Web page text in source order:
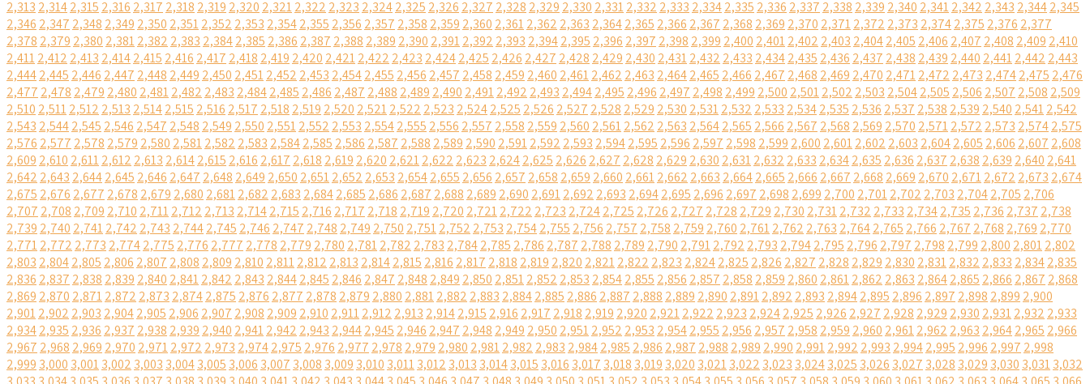
2,313 2,3142,315 2,316 2,317 2,318 2,319 2,320 2,3212,322 2,323 2,3242,325 2,326 2,327 2,328 2,329 2,330 2,3312,332 2,333 2,3342,335 2,336 2,337 2,338 2,339 2,340 2,3412,342 2,343 2,3442,345
2,346 2,347 2,348 2,349 2,350 2,3512,352 2,353 2,3542,355 2,356 2,357 2,358 2,359 2,360 2,3612,362 2,363 2,3642,365 2,366 2,367 2,368 2,369 2,370 2,3712,372 2,373 2,3742,375 2,376 2,377
2,378 2,379 2,380 2,3812,382 2,383 2,3842,385 2,386 2,387 2,388 2,389 2,390 2,3912,392 2,393 2,3942,395 2,396 2,397 2,398 2,399 2,400 2,4012,402 2,403 2,4042,405 2,406 2,407 2,408 2,409 2,410
2,4112,412 2,413 2,4142,415 2,416 2,417 2,418 2,419 2,420 2,4212,422 2,423 2,4242,425 2,426 2,427 2,428 2,429 2,430 2,4312,432 2,433 2,4342,435 2,436 2,437 2,438 2,439 2,440 2,4412,442 2,443
2,4442,445 2,446 2,447 2,448 2,449 2,450 2,4512,452 2,453 2,4542,455 2,456 2,457 2,458 2,459 2,460 2,4612,462 2,463 2,4642,465 2,466 2,467 2,468 2,469 2,470 2,4712,472 2,473 2,4742,475 2,476
2,477 2,478 2,479 2,480 2,4812,482 2,483 2,4842,485 2,486 2,487 2,488 2,489 2,490 2,4912,492 2,493 2,4942,495 2,496 2,497 2,498 2,499 2,500 2,5012,502 2,503 2,5042,505 2,506 2,507 2,508 2,509
2,510 2,5112,512 2,513 2,5142,515 2,516 2,517 2,518 2,519 2,520 2,5212,522 2,523 2,5242,525 2,526 2,527 2,528 2,529 2,530 2,5312,532 2,533 2,5342,535 2,536 2,537 2,538 2,539 2,540 2,5412,542
2,543 2,5442,545 2,546 2,547 2,548 2,549 2,550 2,5512,552 2,553 2,5542,555 2,556 2,557 2,558 2,559 2,560 2,5612,562 2,563 2,5642,565 2,566 2,567 2,568 2,569 2,570 2,5712,572 2,573 2,5742,575
2,576 2,577 2,578 2,579 2,580 2,5812,582 2,583 2,5842,585 2,586 2,587 2,588 2,589 2,590 2,5912,592 2,593 2,5942,595 2,596 2,597 2,598 2,599 2,600 2,6012,602 2,603 2,6042,605 2,606 2,607 2,608
2,609 2,610 2,6112,612 2,613 2,6142,615 2,616 2,617 2,618 2,619 2,620 2,6212,622 2,623 2,6242,625 2,626 2,627 2,628 2,629 2,630 2,6312,632 2,633 2,6342,635 2,636 2,637 2,638 2,639 2,640 2,641
2,642 2,643 2,6442,645 2,646 2,647 2,648 2,649 2,650 2,6512,652 2,653 2,6542,655 2,656 2,657 2,658 2,659 2,660 2,6612,662 2,663 2,6642,665 2,666 2,667 2,668 2,669 2,670 2,6712,672 2,673 2,674
2,675 2,676 2,677 2,678 2,679 2,680 2,6812,682 2,683 2,6842,685 2,686 2,687 2,688 2,689 2,690 2,6912,692 2,693 2,6942,695 2,696 2,697 2,698 2,699 2,700 2,7012,702 2,703 2,7042,705 2,706
2,707 2,708 2,709 2,710 2,7112,712 2,713 2,7142,715 2,716 2,717 2,718 2,719 2,720 2,7212,722 2,723 2,7242,725 2,726 2,727 2,728 2,729 2,730 2,7312,732 2,733 2,7342,735 2,736 2,737 2,738
2,739 2,740 2,7412,742 2,743 2,7442,745 2,746 2,747 2,748 2,749 2,750 2,7512,752 2,753 2,7542,755 2,756 2,757 2,758 2,759 2,760 2,7612,762 2,763 2,7642,765 2,766 2,767 2,768 2,769 2,770
2,7712,772 2,773 2,7742,775 2,776 2,777 2,778 2,779 2,780 2,7812,782 2,783 2,7842,785 2,786 2,787 2,788 2,789 2,790 2,7912,792 2,793 2,7942,795 2,796 2,797 2,798 2,799 2,800 2,8012,802
2,803 2,8042,805 2,806 2,807 2,808 2,809 2,810 2,8112,812 2,813 2,8142,815 2,816 2,817 2,818 2,819 2,820 2,8212,822 2,823 2,8242,825 2,826 2,827 2,828 2,829 2,830 2,8312,832 2,833 2,8342,835
2,836 2,837 2,838 2,839 2,840 2,8412,842 2,843 2,8442,845 2,846 2,847 2,848 2,849 2,850 2,8512,852 2,853 2,8542,855 2,856 2,857 2,858 2,859 2,860 2,8612,862 2,863 2,8642,865 2,866 2,867 2,868
2,869 2,870 2,8712,872 2,873 2,8742,875 2,876 2,877 2,878 2,879 2,880 2,8812,882 2,883 2,8842,885 2,886 2,887 2,888 2,889 2,890 2,8912,892 2,893 2,8942,895 2,896 2,897 2,898 2,899 2,900
2,9012,902 2,903 2,9042,905 2,906 2,907 2,908 2,909 2,910 2,9112,912 2,913 2,9142,915 2,916 2,917 2,918 2,919 2,920 2,9212,922 2,923 2,9242,925 2,926 2,927 2,928 2,929 2,930 2,9312,932 2,933
2,9342,935 2,936 2,937 2,938 2,939 2,940 2,9412,942 2,943 2,9442,945 2,946 2,947 2,948 2,949 2,950 2,9512,952 2,953 2,9542,955 2,956 2,957 2,958 2,959 2,960 2,9612,962 2,963 2,9642,965 2,966
2,967 2,968 2,969 2,970 2,9712,972 2,973 2,9742,975 2,976 2,977 2,978 2,979 2,980 2,9812,982 2,983 2,9842,985 2,986 2,987 2,988 2,989 2,990 2,9912,992 2,993 2,9942,995 2,996 2,997 2,998
2,999 3,000 3,0013,002 3,003 3,0043,005 3,006 3,007 3,008 3,009 3,010 3,0113,012 3,013 3,0143,015 3,016 3,017 3,018 3,019 3,020 3,0213,022 3,023 3,0243,025 3,026 3,027 3,028 3,029 3,030 3,0313,032